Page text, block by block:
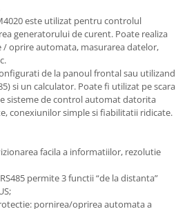
si BCA
faianta
zugravit
este utilizat pentru controlul
generatorului de curent. Poate realiza
oprire automata, masurarea datelor,
de la panoul frontal sau utilizand
si un calculator. Poate fi utilizat pe scara
sisteme de control automat datorita
conexiunilor simple si fiabilitatii ridicate.
facila a informatiilor, rezolutie
permite 3 functii “de la distanta”
pornirea/oprirea automata a